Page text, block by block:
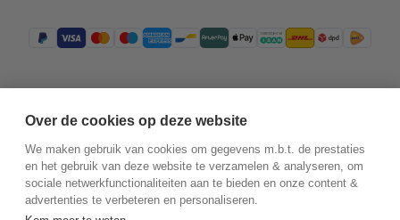
Over de cookies op deze website
We maken gebruik van cookies om gegevens m.b.t. de prestaties
en het gebruik van deze website te verzamelen & analyseren, om
sociale netwerkfunctionaliteiten aan te bieden en onze content &
advertenties te verbeteren en personaliseren.